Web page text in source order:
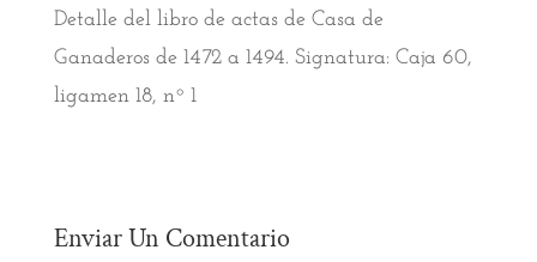
Detalle del libro de actas de Casa de
Ganaderos de 1472 a 1494. Signatura: Caja 60,
ligamen 18, nº 1
Enviar Un Comentario